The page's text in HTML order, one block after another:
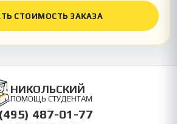
СТОИМОСТЬ ЗАКАЗА
НИКОЛЬСКИЙ
ПОМОЩЬ СТУДЕНТАМ
487-01-77